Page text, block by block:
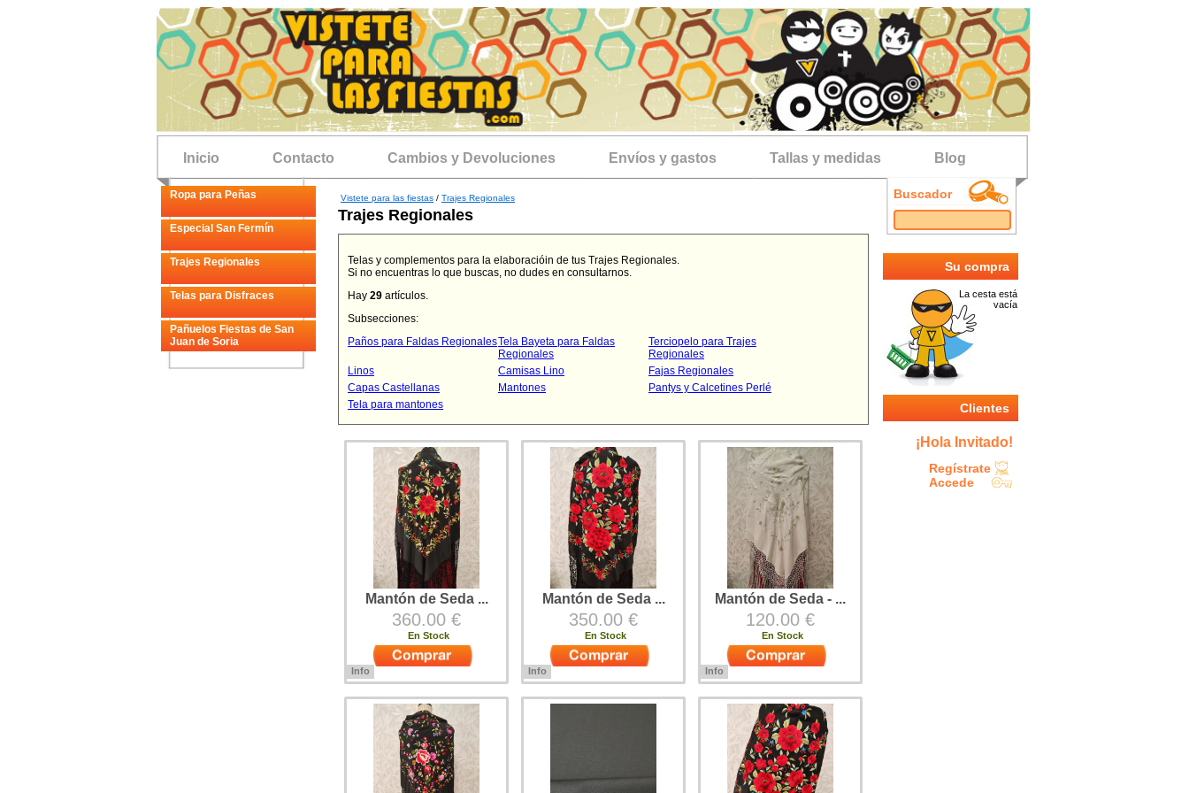
Inicio Contacto Cambios y Devoluciones Envíos y gastos Tallas y medidas Blog
Ropa para Peñas
Especial San Fermín
Trajes Regionales
Telas para Disfraces
Pañuelos Fiestas de San
Juan de Soria
Vistete para las fiestas / Trajes Regionales
Trajes Regionales
Telas y complementos para la elaboracióin de tus Trajes Regionales.
Si no encuentras lo que buscas, no dudes en consultarnos.
Hay 29 artículos.
Subsecciones:
Paños para Faldas RegionalesTela Bayeta para Faldas
Regionales
Terciopelo para Trajes
Regionales
Linos
Camisas Lino
Fajas Regionales
Capas Castellanas
Mantones
Pantys y Calcetines Perlé
Tela para mantones
Mantón de Seda ...
360.00 €
En Stock
Info
Mantón bordado a máquina
sobre Crespón de Seda (50%
Poliéster 50% Rayón) Fleco
puesto a mano
Mantón de Seda ...
350.00 €
En Stock
Info
Mantón bordado a máquina
sobre Crespón de Seda (50%
Mantón de Seda - ...
120.00 €
En Stock
Info
Mantón bordado a máquina
sobre Crespón de Seda (50%
Poliéster 50% Rayón)Fondo
crudo y bordado verde claro
Fleco puesto a mano
Buscador
Su compra
La cesta está
vacía
Clientes
¡Hola Invitado!
Regístrate
Accede